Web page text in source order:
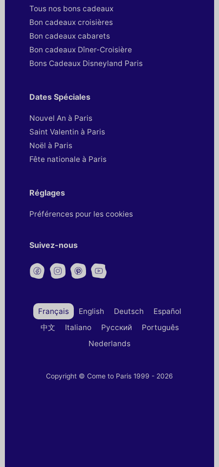
Tous nos bons cadeaux
Bon cadeaux croisières
Bon cadeaux cabarets
Bon cadeaux Dîner-Croisière
Bons Cadeaux Disneyland Paris
Dates Spéciales
Nouvel An à Paris
Saint Valentin à Paris
Noël à Paris
Fête nationale à Paris
Réglages
Préférences pour les cookies
Suivez-nous
Français English Deutsch
Español
中文
Italiano Русский
Português
Nederlands
Copyright © Come to Paris 1999 - 2026